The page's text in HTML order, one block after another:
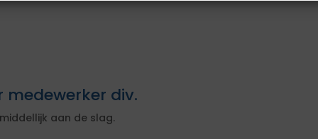
medewerker div.
aan de slag.